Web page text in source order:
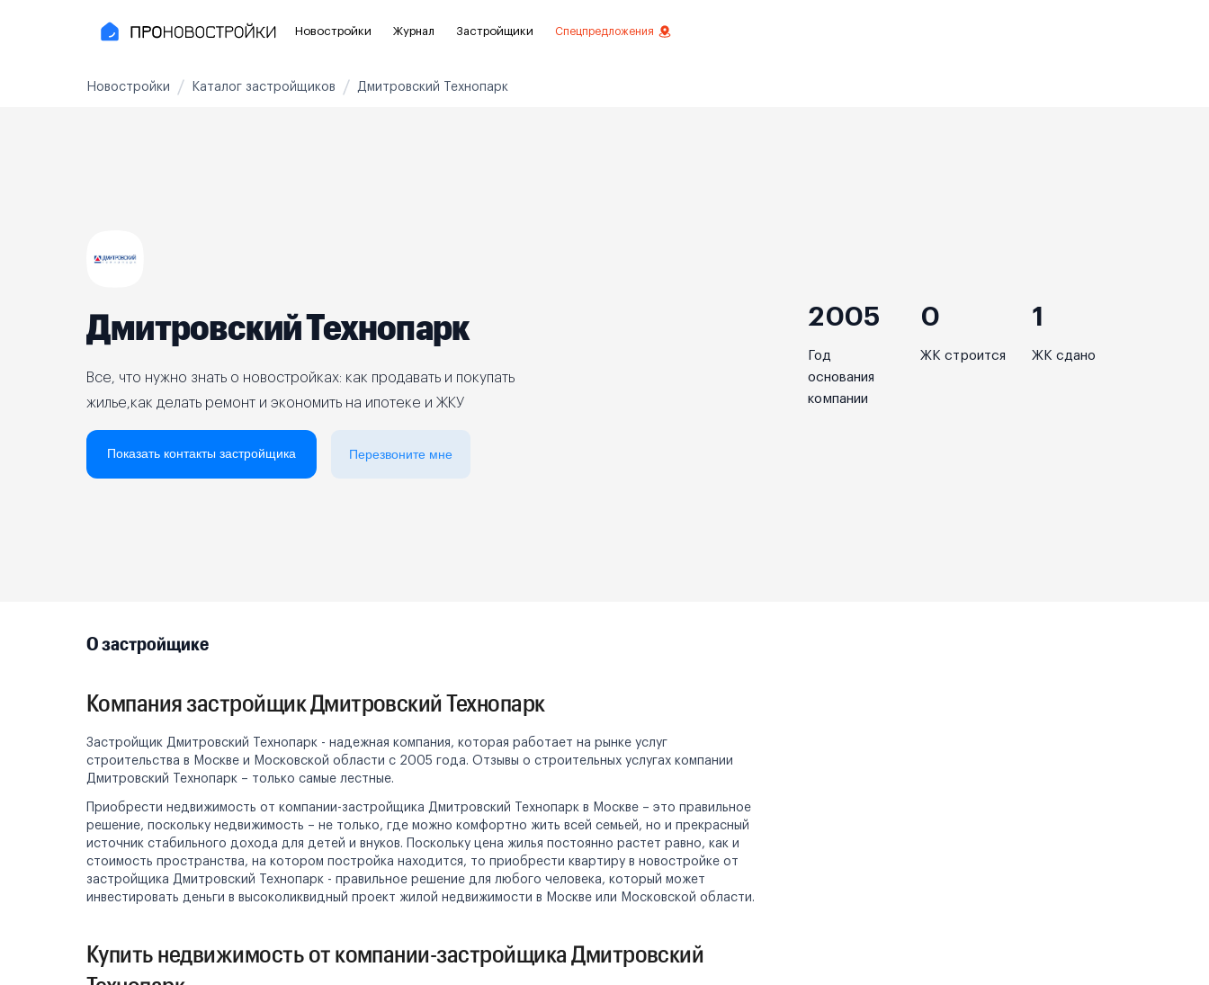
Новостройки
Рядом с МЦК
На карте
Реклама на сайте
Журнал Застройщики Спецпредложения
Новостройки Каталог застройщиков Дмитровский Технопарк
Дмитровский Технопарк
Все, что нужно знать о новостройках: как продавать и покупать
жилье,как делать ремонт и экономить на ипотеке и ЖКУ
Показать контакты застройщика Перезвоните мне
2005
Год
основания
компании
0
ЖК строится
1
ЖК сдано
О застройщике
Компания застройщик Дмитровский Технопарк
Застройщик Дмитровский Технопарк - надежная компания, которая работает на рынке услуг
строительства в Москве и Московской области с 2005 года. Отзывы о строительных услугах компании
Дмитровский Технопарк – только самые лестные.
Приобрести недвижимость от компании-застройщика Дмитровский Технопарк в Москве – это правильное
решение, поскольку недвижимость – не только, где можно комфортно жить всей семьей, но и прекрасный
источник стабильного дохода для детей и внуков. Поскольку цена жилья постоянно растет равно, как и
стоимость пространства, на котором постройка находится, то приобрести квартиру в новостройке от
застройщика Дмитровский Технопарк - правильное решение для любого человека, который может
инвестировать деньги в высоколиквидный проект жилой недвижимости в Москве или Московской области.
Купить недвижимость от компании-застройщика Дмитровский